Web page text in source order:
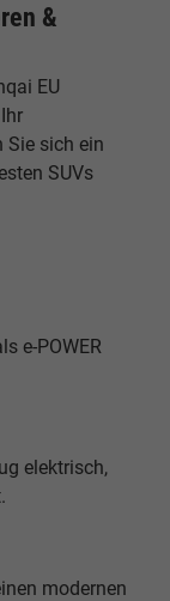
&
EU
Sie sich ein
SUVs
e-POWER
elektrisch,
modernen